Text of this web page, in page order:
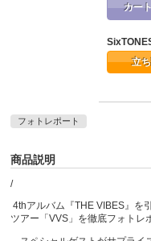
カー
立
フォトレポート
商品説明
/
4thアルバム『THE VIBES』を
ツアー「VVS」を徹底フォトレ